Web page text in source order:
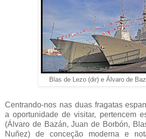
Blas de Lezo (dir) e Álvaro de
Centrando-nos nas duas fragatas
a oportunidade de visitar, pertencem
(Álvaro de Bazán, Juan de Borbón,
Nuñez) de conceção moderna e